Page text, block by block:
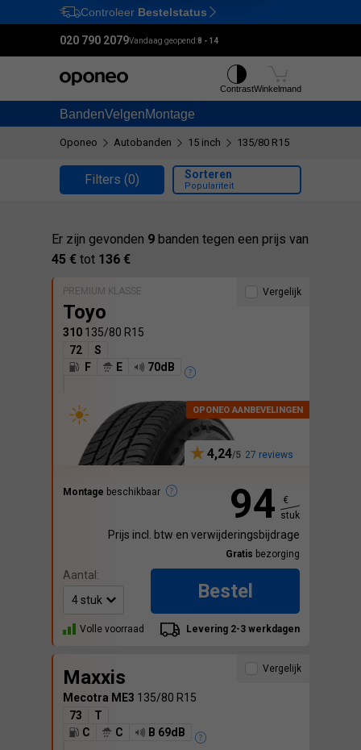
Ctrl M
Controleer Bestelstatus
020 790 2079Vandaag geopend:8 - 14
BandenVelgenMontage
ContrastWinkelmand
Oponeo Autobanden 15 inch 135/80 R15
Filters (0)
Er zijn gevonden 9 banden tegen een prijs van
45 € tot 136 €
Sorteren
Populariteit
PREMIUM KLASSE
Toyo
310 135/80 R15
72
S
F
E 70dB
4,24 27 reviews
Montage beschikbaar
Vergelijk
94
€
stuk
Prijs incl. btw en verwijderingsbijdrage
Gratis bezorging
Aantal:
Bestel
Volle voorraad Levering 2-3 werkdagen
Maxxis
Mecotra ME3 135/80 R15
73
T
C
C B 69dB
Vergelijk